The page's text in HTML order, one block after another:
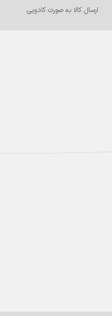
ارسال کالا به صورت کادویی